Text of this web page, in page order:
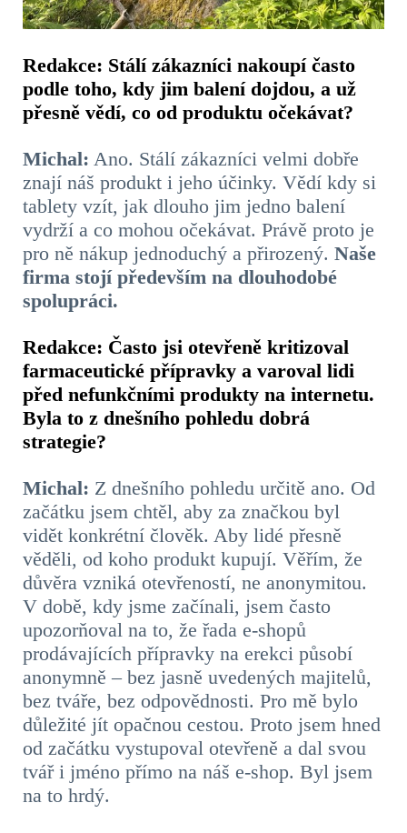
Redakce: Stálí zákazníci nakoupí často
podle toho, kdy jim balení dojdou, a už
přesně vědí, co od produktu očekávat?
Michal: Ano. Stálí zákazníci velmi dobře
znají náš produkt i jeho účinky. Vědí kdy si
tablety vzít, jak dlouho jim jedno balení
vydrží a co mohou očekávat. Právě proto je
pro ně nákup jednoduchý a přirozený. Naše
firma stojí především na dlouhodobé
spolupráci.
Redakce: Často jsi otevřeně kritizoval
farmaceutické přípravky a varoval lidi
před nefunkčními produkty na internetu.
Byla to z dnešního pohledu dobrá
strategie?
Michal: Z dnešního pohledu určitě ano. Od
začátku jsem chtěl, aby za značkou byl
vidět konkrétní člověk. Aby lidé přesně
věděli, od koho produkt kupují. Věřím, že
důvěra vzniká otevřeností, ne anonymitou.
V době, kdy jsme začínali, jsem často
upozorňoval na to, že řada e-shopů
prodávajících přípravky na erekci působí
anonymně – bez jasně uvedených majitelů,
bez tváře, bez odpovědnosti. Pro mě bylo
důležité jít opačnou cestou. Proto jsem hned
od začátku vystupoval otevřeně a dal svou
tvář i jméno přímo na náš e-shop. Byl jsem
na to hrdý.